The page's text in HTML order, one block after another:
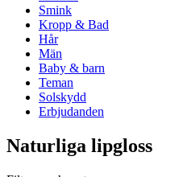
Smink
Kropp & Bad
Hår
Män
Baby & barn
Teman
Solskydd
Erbjudanden
Naturliga lipgloss